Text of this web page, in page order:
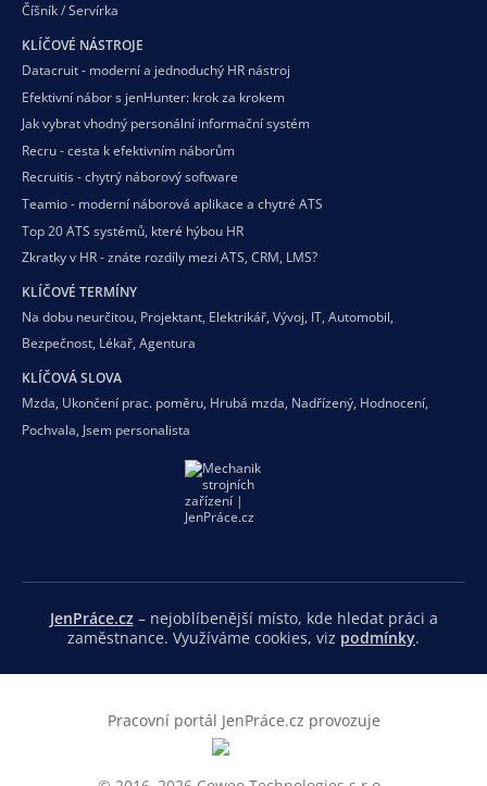
Číšník / Servírka
KLÍČOVÉ NÁSTROJE
Datacruit - moderní a jednoduchý HR nástroj
Efektivní nábor s jenHunter: krok za krokem
Jak vybrat vhodný personální informační systém
Recru - cesta k efektivním náborům
Recruitis - chytrý náborový software
Teamio - moderní náborová aplikace a chytré ATS
Top 20 ATS systémů, které hýbou HR
Zkratky v HR - znáte rozdíly mezi ATS, CRM, LMS?
KLÍČOVÉ TERMÍNY
Na dobu neurčitou, Projektant, Elektrikář, Vývoj, IT, Automobil,
Bezpečnost, Lékař, Agentura
KLÍČOVÁ SLOVA
Mzda, Ukončení prac. poměru, Hrubá mzda, Nadřízený, Hodnocení,
Pochvala, Jsem personalista
JenPráce.cz– nejoblíbenější místo, kde hledat práci a
zaměstnance. Využíváme cookies, viz podmínky.
Pracovní portál JenPráce.cz provozuje